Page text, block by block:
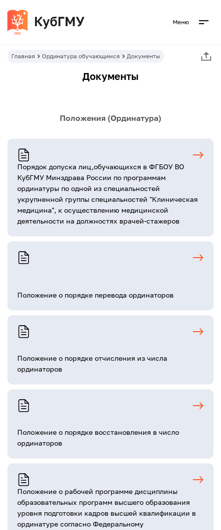
Меню
Главная Ординатура обучающимся Документы
Документы
Положения (Ординатура)
Порядок допуска лиц,обучающихся в ФГБОУ ВО
КубГМУ Минздрава России по программам
ординатуры по одной из специальностей
укрупненной группы специальностей "Клиническая
медицина", к осуществлению медицинской
деятельности на должностях врачей-стажеров
Положение о порядке перевода ординаторов
Положение о порядке отчисления из числа
ординаторов
Положение о порядке восстановления в число
ординаторов
Положение о рабочей программе дисциплины
образовательных программ высшего образования
уровня подготовки кадров высшей квалификации в
ординатуре согласно Федеральному